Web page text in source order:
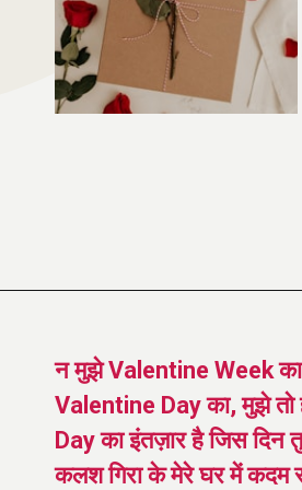
न मुझे Valentine Week का
Valentine Day का, मुझे तो
Day का इंतज़ार है जिस दिन
कलश गिरा के मेरे घर में कदम